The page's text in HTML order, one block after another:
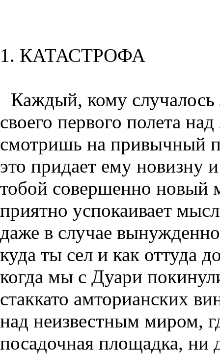
1. КАТАСТРОФА
Каждый, кому случалось
своего первого полета
смотришь на привычный
это придает ему новизну
тобой совершенно новый
приятно успокаивает
даже в случае
куда ты сел и как оттуда
когда мы с Дуари
стаккато амторианских
над неизвестным миром,
посадочная площадка,